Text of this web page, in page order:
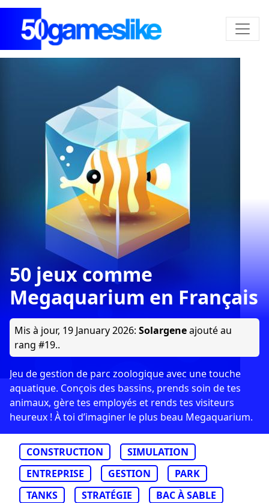
50 jeux comme
Megaquarium en Français
Mis à jour, 19 January 2026: Solargeneajouté au
rang #19..
Jeu de gestion de parc zoologique avec une touche
aquatique. Conçois des bassins, prends soin de tes
animaux, gère tes employés et rends tes visiteurs
heureux ! À toi d’imaginer le plus beau Megaquarium.
CONSTRUCTION
SIMULATION
ENTREPRISE
GESTION
PARK
TANKS
STRATÉGIE
BAC À SABLE